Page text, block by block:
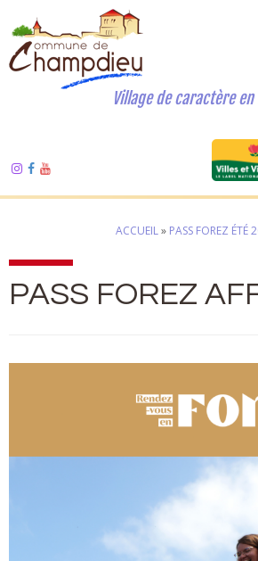
Village de caractère en
ACCUEIL» PASS FOREZ ÉTÉ
PASS FOREZ